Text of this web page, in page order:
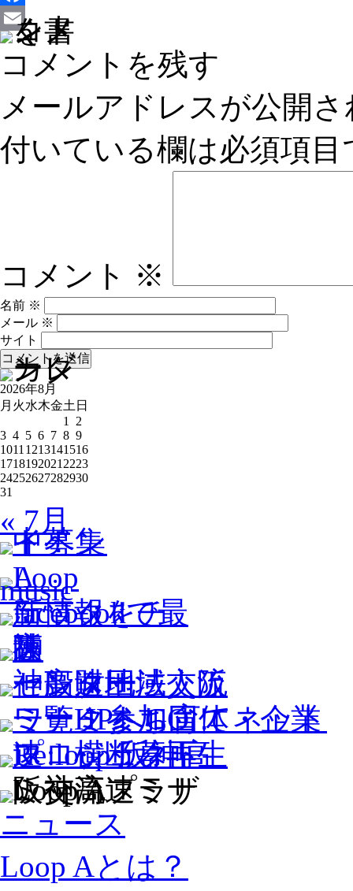
Facebook
Email
コメントを残す
メールアドレスが公開
付いている欄は必須項目
コメント ※
名前 ※
メール ※
サイト
2026年8月
月 火水木金土 日
1
2
3 4 5 6 7 8 9
1011 1213141516
1718192021 2223
24252627282930
31
« 7月
ニュース
Loop Aとは？